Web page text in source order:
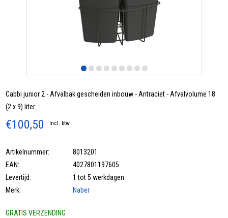
Cabbi junior 2 - Afvalbak gescheiden inbouw - Antraciet - Afvalvolume 18
(2 x 9) liter.
€100,50 Incl. btw
Artikelnummer:
8013201
EAN:
4027801197605
Levertijd:
1 tot 5 werkdagen
Merk:
Naber
GRATIS VERZENDING